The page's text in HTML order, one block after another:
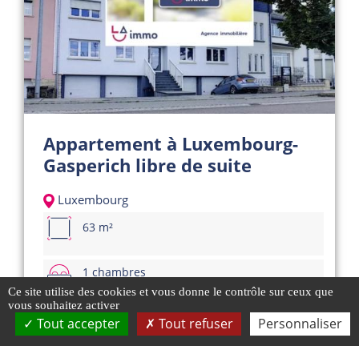
Appartement à Luxembourg-
Gasperich libre de suite
Luxembourg
63 m²
1 chambres
660 000 €
Ce site utilise des cookies et vous donne le contrôle sur ceux que
vous souhaitez activer
Tout accepter Tout refuser Personnaliser